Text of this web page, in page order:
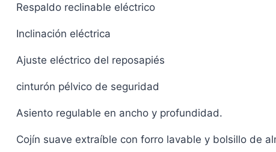
Respaldo reclinable eléctrico
Inclinación eléctrica
Ajuste eléctrico del reposapiés
cinturón pélvico de seguridad
Asiento regulable en ancho y profundidad.
Cojín suave extraíble con forro lavable y bolsillo de